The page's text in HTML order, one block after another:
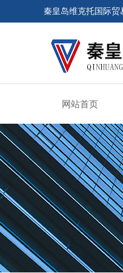
秦皇岛维克托国际贸
网站首页